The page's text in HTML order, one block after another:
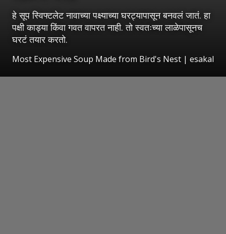
हे सूप स्विफ्टलेट नावाच्या पक्ष्याच्या घरट्यापासून बनवलं जातं. हा
पक्षी काड्या किंवा गवत वापरत नाही. तो स्वतःच्या लाळेपासूनच
घरटं तयार करतो.
Most Expensive Soup Made from Bird's Nest | esakal